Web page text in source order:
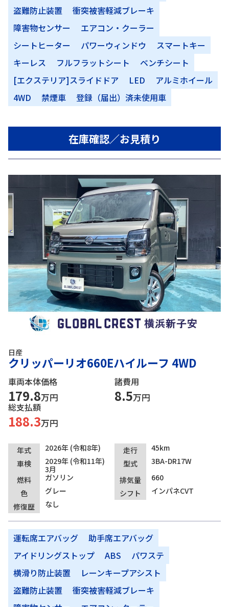
盗難防止装置
衝突被害軽減ブレーキ
障害物センサー
エアコン・クーラー
シートヒーター
パワーウィンドウ
スマートキー
キーレス
フルフラットシート
ベンチシート
[エクステリア]スライドドア
LED
アルミホイール
4WD
禁煙車 登録（届出）済未使用車
在庫確認／お見積り
日産
クリッパーリオ660Eハイルーフ 4WD
車両本体価格
179.8万円
諸費用
8.5万円
総支払額
188.3万円
年式 2026年 (令和8年) 走行
45km
車検
2029年 (令和11年)
3月
型式
3BA-DR17W
燃料
ガソリン 排気量
660
色
グレー シフト
インパネCVT
修復歴
なし
運転席エアバッグ
助手席エアバッグ
アイドリングストップ
ABS
パワステ
横滑り防止装置
レーンキープアシスト
盗難防止装置
衝突被害軽減ブレーキ